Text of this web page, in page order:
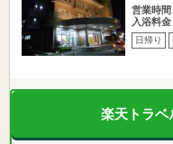
営業時
入浴料
日帰り
楽天トラベ